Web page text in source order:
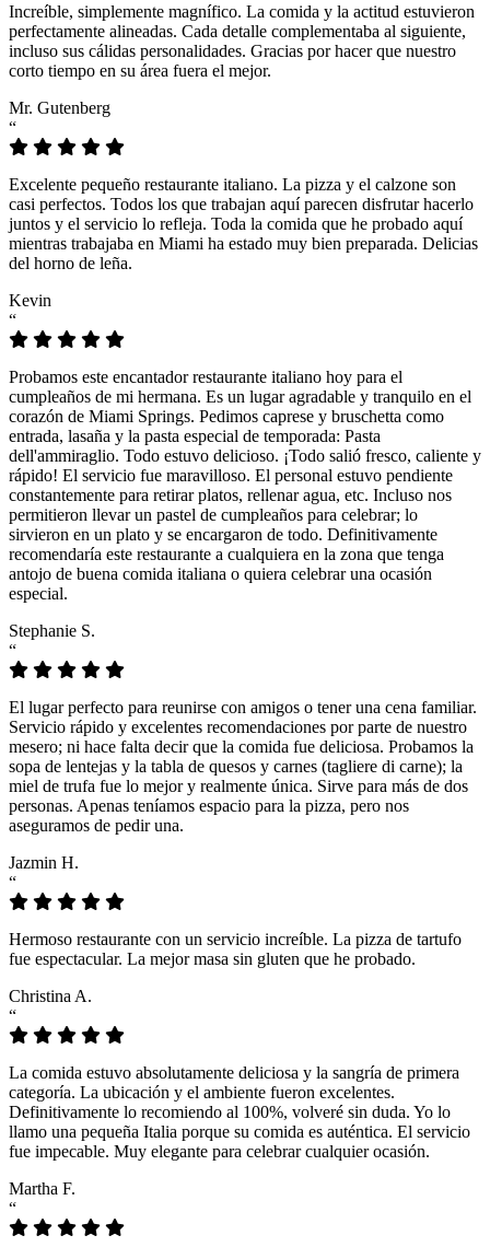
Increíble, simplemente magnífico. La comida y la actitud estuvieron
perfectamente alineadas. Cada detalle complementaba al siguiente,
incluso sus cálidas personalidades. Gracias por hacer que nuestro
corto tiempo en su área fuera el mejor.
Mr. Gutenberg
“
Excelente pequeño restaurante italiano. La pizza y el calzone son
casi perfectos. Todos los que trabajan aquí parecen disfrutar hacerlo
juntos y el servicio lo refleja. Toda la comida que he probado aquí
mientras trabajaba en Miami ha estado muy bien preparada. Delicias
del horno de leña.
Kevin
“
Probamos este encantador restaurante italiano hoy para el
cumpleaños de mi hermana. Es un lugar agradable y tranquilo en el
corazón de Miami Springs. Pedimos caprese y bruschetta como
entrada, lasaña y la pasta especial de temporada: Pasta
dell'ammiraglio. Todo estuvo delicioso. ¡Todo salió fresco, caliente y
rápido! El servicio fue maravilloso. El personal estuvo pendiente
constantemente para retirar platos, rellenar agua, etc. Incluso nos
permitieron llevar un pastel de cumpleaños para celebrar; lo
sirvieron en un plato y se encargaron de todo. Definitivamente
recomendaría este restaurante a cualquiera en la zona que tenga
antojo de buena comida italiana o quiera celebrar una ocasión
especial.
Stephanie S.
“
El lugar perfecto para reunirse con amigos o tener una cena familiar.
Servicio rápido y excelentes recomendaciones por parte de nuestro
mesero; ni hace falta decir que la comida fue deliciosa. Probamos la
sopa de lentejas y la tabla de quesos y carnes (tagliere di carne); la
miel de trufa fue lo mejor y realmente única. Sirve para más de dos
personas. Apenas teníamos espacio para la pizza, pero nos
aseguramos de pedir una.
Jazmin H.
“
Hermoso restaurante con un servicio increíble. La pizza de tartufo
fue espectacular. La mejor masa sin gluten que he probado.
Christina A.
“
La comida estuvo absolutamente deliciosa y la sangría de primera
categoría. La ubicación y el ambiente fueron excelentes.
Definitivamente lo recomiendo al 100%, volveré sin duda. Yo lo
llamo una pequeña Italia porque su comida es auténtica. El servicio
fue impecable. Muy elegante para celebrar cualquier ocasión.
Martha F.
“